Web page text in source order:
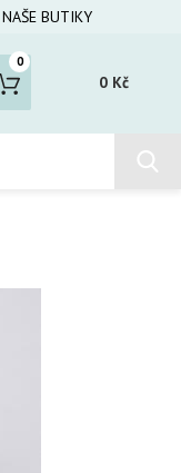
NAŠE BUTIKY
0
0 Kč